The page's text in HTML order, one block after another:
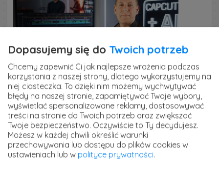
Premiera: CapCut z AI - rolki i shorty 10x
szybciej
Ciągle słyszę, że żeby robić profesjonalne wideo
trzeba drogich...
Dopasujemy się do Twoich potrzeb
Chcemy zapewnić Ci jak najlepsze wrażenia podczas
korzystania z naszej strony, dlatego wykorzystujemy na
niej ciasteczka. To dzięki nim możemy wychwytywać
błędy na naszej stronie, zapamiętywać Twoje wybory,
wyświetlać spersonalizowane reklamy, dostosowywać
treści na stronie do Twoich potrzeb oraz zwiększać
Twoje bezpieczeństwo. Oczywiście to Ty decydujesz.
Możesz w każdej chwili określić warunki
przechowywania lub dostępu do plików cookies w
ustawieniach lub w polityce prywatności.